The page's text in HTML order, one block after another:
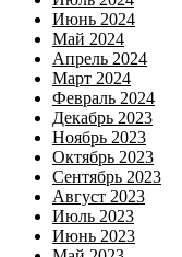
Июнь 2024
Май 2024
Апрель 2024
Март 2024
Февраль 2024
Декабрь 2023
Ноябрь 2023
Октябрь 2023
Сентябрь 2023
Август 2023
Июль 2023
Июнь 2023